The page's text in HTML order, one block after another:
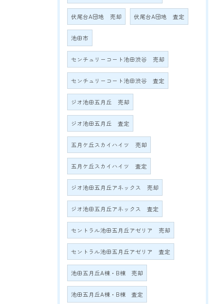
伏尾台A団地 売却 伏尾台A団地 査定
池田市
センチュリーコート池田渋谷 売却
センチュリーコート池田渋谷 査定
ジオ池田五月丘 売却
ジオ池田五月丘 査定
五月ケ丘スカイハイツ 売却
五月ケ丘スカイハイツ 査定
ジオ池田五月丘アネックス 売却
ジオ池田五月丘アネックス 査定
セントラル池田五月丘アゼリア 売却
セントラル池田五月丘アゼリア 査定
池田五月丘A棟・B棟 売却
池田五月丘A棟・B棟 査定